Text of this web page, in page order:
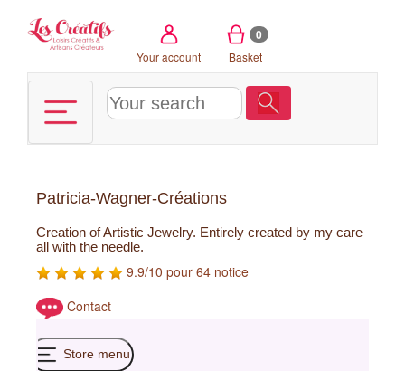
Your account
0
Basket
Patricia-Wagner-Créations
Creation of Artistic Jewelry. Entirely created by my care
all with the needle.
9.9/10 pour 64 notice
Contact
Store menu